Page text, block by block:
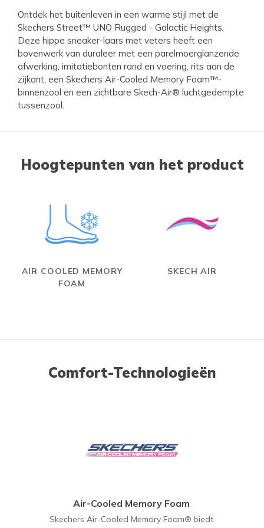
Ontdek het buitenleven in een warme stijl met de
Skechers Street™ UNO Rugged - Galactic Heights.
Deze hippe sneaker-laars met veters heeft een
bovenwerk van duraleer met een parelmoerglanzende
afwerking, imitatiebonten rand en voering, rits aan de
zijkant, een Skechers Air-Cooled Memory Foam™-
binnenzool en een zichtbare Skech-Air® luchtgedempte
tussenzool.
Hoogtepunten van het product
AIR COOLED MEMORY
FOAM
SKECH AIR
Comfort-Technologieën
Air-Cooled Memory Foam
Skechers Air-Cooled Memory Foam® biedt